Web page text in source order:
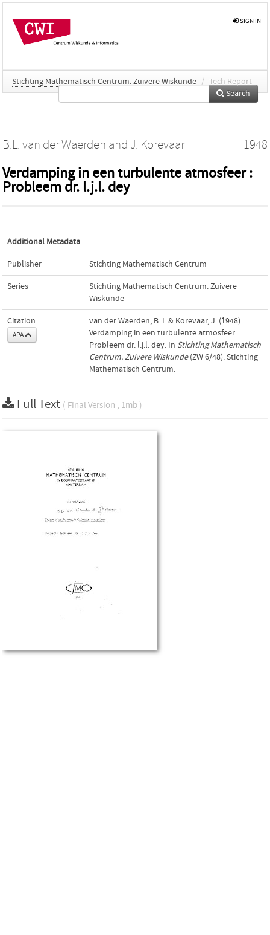
SIGN IN
Stichting Mathematisch Centrum. Zuivere Wiskunde / Tech Report
Search
B.L. van der Waerden and J. Korevaar 1948
Verdamping in een turbulente atmosfeer :
Probleem dr. l.j.l. dey
Additional Metadata
Publisher Stichting Mathematisch Centrum
Series
Stichting Mathematisch Centrum. Zuivere
Wiskunde
Citation
APA
van der Waerden, B. L.& Korevaar, J. (1948).
Verdamping in een turbulente atmosfeer :
Probleem dr. l.j.l. dey. In Stichting Mathematisch
Centrum. Zuivere Wiskunde(ZW 6/48). Stichting
Mathematisch Centrum.
Full Text ( Final Version , 1mb )